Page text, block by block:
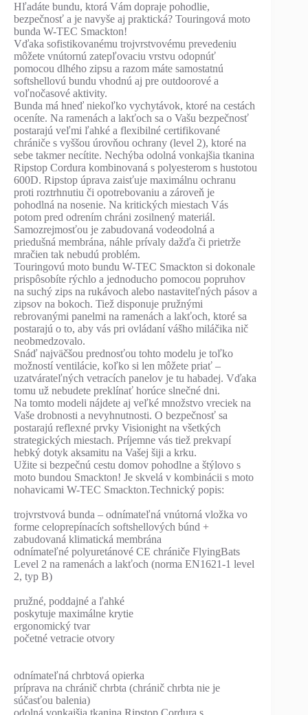
Hľadáte bundu, ktorá Vám dopraje pohodlie,
bezpečnosť a je navyše aj praktická? Touringová moto
bunda W-TEC Smackton!
Vďaka sofistikovanému trojvrstvovému prevedeniu
môžete vnútornú zatepľovaciu vrstvu odopnúť
pomocou dlhého zipsu a razom máte samostatnú
softshellovú bundu vhodnú aj pre outdoorové a
voľnočasové aktivity.
Bunda má hneď niekoľko vychytávok, ktoré na cestách
oceníte. Na ramenách a lakťoch sa o Vašu bezpečnosť
postarajú veľmi ľahké a flexibilné certifikované
chrániče s vyššou úrovňou ochrany (level 2), ktoré na
sebe takmer necítite. Nechýba odolná vonkajšia tkanina
Ripstop Cordura kombinovaná s polyesterom s hustotou
600D. Ripstop úprava zaisťuje maximálnu ochranu
proti roztrhnutiu či opotrebovaniu a zároveň je
pohodlná na nosenie. Na kritických miestach Vás
potom pred odrením chráni zosilnený materiál.
Samozrejmosťou je zabudovaná vodeodolná a
priedušná membrána, náhle prívaly dažďa či prietrže
mračien tak nebudú problém.
Touringovú moto bundu W-TEC Smackton si dokonale
prispôsobíte rýchlo a jednoducho pomocou popruhov
na suchý zips na rukávoch alebo nastaviteľných pásov a
zipsov na bokoch. Tiež disponuje pružnými
rebrovanými panelmi na ramenách a lakťoch, ktoré sa
postarajú o to, aby vás pri ovládaní vášho miláčika nič
neobmedzovalo.
Snáď najväčšou prednosťou tohto modelu je toľko
možností ventilácie, koľko si len môžete priať –
uzatvárateľných vetracích panelov je tu habadej. Vďaka
tomu už nebudete preklínať horúce slnečné dni.
Na tomto modeli nájdete aj veľké množstvo vreciek na
Vaše drobnosti a nevyhnutnosti. O bezpečnosť sa
postarajú reflexné prvky Visionight na všetkých
strategických miestach. Príjemne vás tiež prekvapí
hebký dotyk aksamitu na Vašej šiji a krku.
Užite si bezpečnú cestu domov pohodlne a štýlovo s
moto bundou Smackton! Je skvelá v kombinácii s moto
nohavicami W-TEC Smackton.Technický popis:
trojvrstvová bunda – odnímateľná vnútorná vložka vo
forme celoprepínacích softshellových búnd +
zabudovaná klimatická membrána
odnímateľné polyuretánové CE chrániče FlyingBats
Level 2 na ramenách a lakťoch (norma EN1621-1 level
2, typ B)
pružné, poddajné a ľahké
poskytuje maximálne krytie
ergonomický tvar
početné vetracie otvory
odnímateľná chrbtová opierka
príprava na chránič chrbta (chránič chrbta nie je
súčasťou balenia)
odolná vonkajšia tkanina Ripstop Cordura s